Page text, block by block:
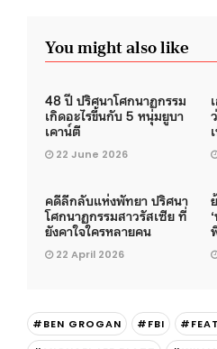
You might also like
48 ปี ปริศนาโศกนาฏกรรม
เกิดอะไรขึ้นกับ 5 หนุ่มยูบา
เคาน์ตี
22 June 2026
คดีลึกลับแห่งพัทยา ปริศนา
โศกนาฏกรรมสาวรัสเซีย ที่
ยังคาใจใครหลายคน
22 April 2026
#BEN GROGAN #FBI